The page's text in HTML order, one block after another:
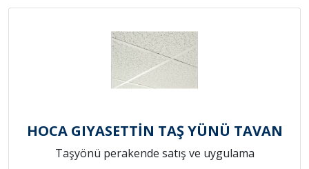
HOCA GIYASETTİN TAŞ YÜNÜ TAVAN
Taşyönü perakende satış ve uygulama